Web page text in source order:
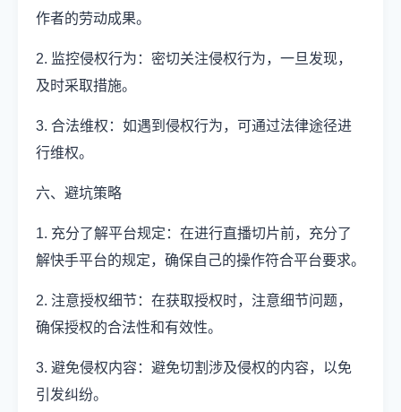
作者的劳动成果。
2. 监控侵权行为：密切关注侵权行为，一旦发现，
及时采取措施。
3. 合法维权：如遇到侵权行为，可通过法律途径进
行维权。
六、避坑策略
1. 充分了解平台规定：在进行直播切片前，充分了
解快手平台的规定，确保自己的操作符合平台要求。
2. 注意授权细节：在获取授权时，注意细节问题，
确保授权的合法性和有效性。
3. 避免侵权内容：避免切割涉及侵权的内容，以免
引发纠纷。